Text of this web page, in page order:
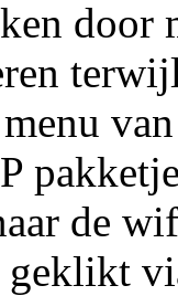
door
de
geklikt